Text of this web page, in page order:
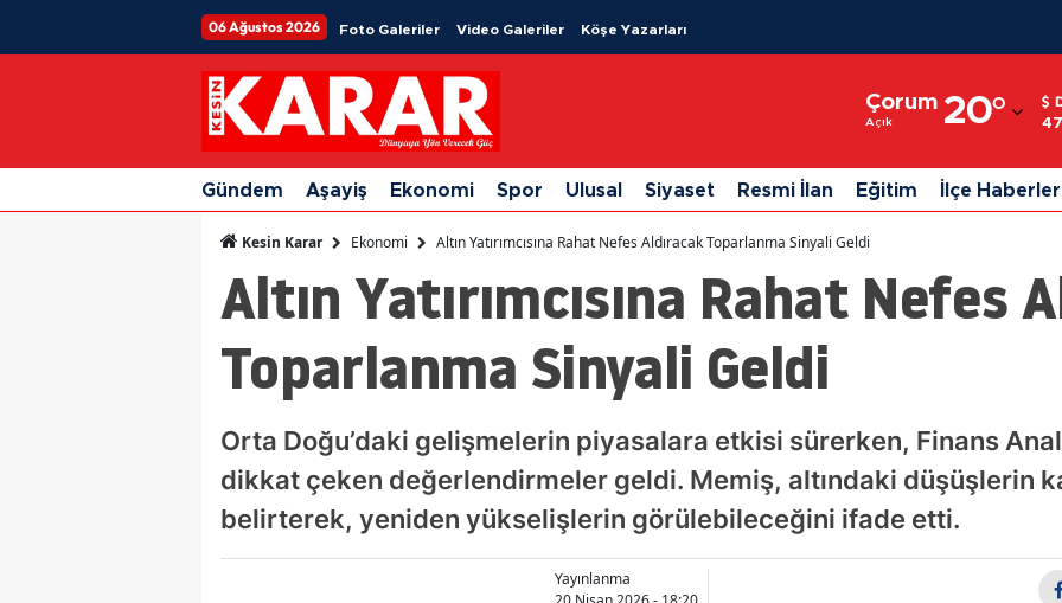
06 Ağustos 2026 Foto Galeriler Video Galeriler Köşe Yazarları
Çorum
Açık 20°
Adıyaman
Afyonkarahisar
Ağrı
Ankara
Aydın
Balıkesir
Bilecik
Gündem Aşayiş Ekonomi Spor Ulusal Siyaset Resmi İlan Eğitim İlçe
Kesin Karar Ekonomi Altın Yatırımcısına Rahat Nefes Aldıracak Toparlanma Sinyali Geldi
Altın Yatırımcısına Rahat Nefes
Toparlanma Sinyali Geldi
Orta Doğu’daki gelişmelerin piyasalara etkisi sürerken, Finans
dikkat çeken değerlendirmeler geldi. Memiş, altındaki düşüşlerin
belirterek, yeniden yükselişlerin görülebileceğini ifade etti.
Yayınlanma